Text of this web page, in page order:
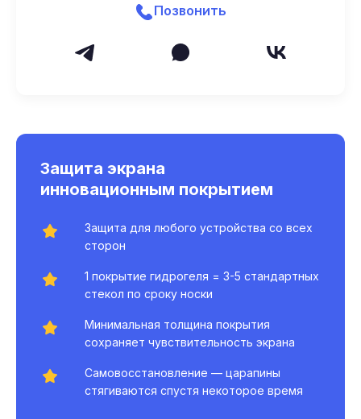
Позвонить
Защита экрана
инновационным покрытием
Защита для любого устройства со всех
сторон
1 покрытие гидрогеля = 3-5 стандартных
стекол по сроку носки
Минимальная толщина покрытия
сохраняет чувствительность экрана
Самовосстановление — царапины
стягиваются спустя некоторое время